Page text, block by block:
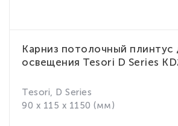
Карниз потолочный плинтус
освещения Tesori D Series
Tesori, D Series
90 x 115 x 1150 (мм)